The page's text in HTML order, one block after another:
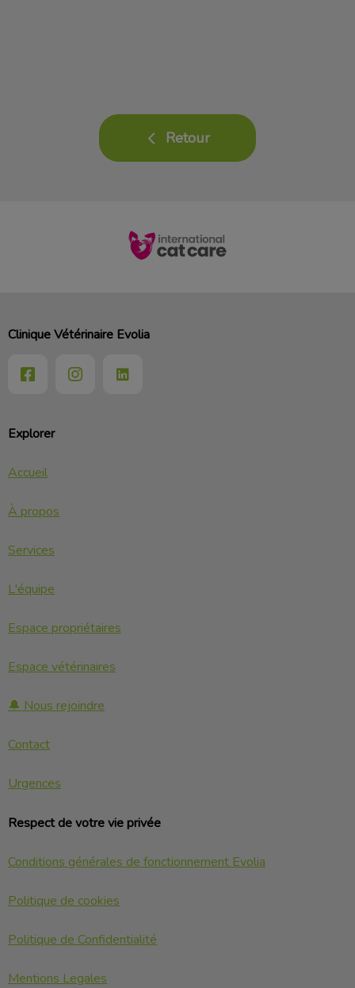
Retour
Explorer
Accueil
À propos
Services
L'équipe
Espace propriétaires
Espace vétérinaires
🔔 Nous rejoindre
Contact
Urgences
Respect de votre vie privée
Conditions générales de fonctionnement Evolia
Politique de cookies
Politique de Confidentialité
Mentions Legales
Clinique Vétérinaire Evolia